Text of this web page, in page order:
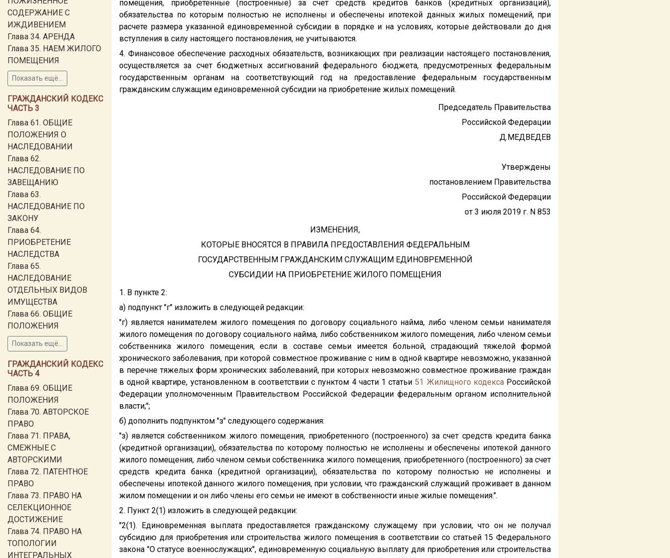
СОДЕРЖАНИЕ С
ИЖДИВЕНИЕМ
Глава 34. АРЕНДА
Глава 35. НАЕМ ЖИЛОГО
ПОМЕЩЕНИЯ
Показать ещё...
ГРАЖДАНСКИЙ КОДЕКС
ЧАСТЬ 3
Глава 61. ОБЩИЕ
ПОЛОЖЕНИЯ О
НАСЛЕДОВАНИИ
Глава 62.
НАСЛЕДОВАНИЕ ПО
ЗАВЕЩАНИЮ
Глава 63.
НАСЛЕДОВАНИЕ ПО
ЗАКОНУ
Глава 64.
ПРИОБРЕТЕНИЕ
НАСЛЕДСТВА
Глава 65.
НАСЛЕДОВАНИЕ
ОТДЕЛЬНЫХ ВИДОВ
ИМУЩЕСТВА
Глава 66. ОБЩИЕ
ПОЛОЖЕНИЯ
Показать ещё...
ГРАЖДАНСКИЙ КОДЕКС
ЧАСТЬ 4
Глава 69. ОБЩИЕ
ПОЛОЖЕНИЯ
Глава 70. АВТОРСКОЕ
ПРАВО
Глава 71. ПРАВА,
СМЕЖНЫЕ С
АВТОРСКИМИ
Глава 72. ПАТЕНТНОЕ
ПРАВО
Глава 73. ПРАВО НА
СЕЛЕКЦИОННОЕ
ДОСТИЖЕНИЕ
Глава 74. ПРАВО НА
ТОПОЛОГИИ
ИНТЕГРАЛЬНЫХ
помещения, приобретенные (построенные) за счет средств кредитов банков (кредитных организаций),
обязательства по которым полностью не исполнены и обеспечены ипотекой данных жилых помещений, при
расчете размера указанной единовременной субсидии в порядке и на условиях, которые действовали до дня
вступления в силу настоящего постановления, не учитываются.
4. Финансовое обеспечение расходных обязательств, возникающих при реализации настоящего постановления,
осуществляется за счет бюджетных ассигнований федерального бюджета, предусмотренных федеральным
государственным органам на соответствующий год на предоставление федеральным государственным
гражданским служащим единовременной субсидии на приобретение жилых помещений.
Председатель Правительства
Российской Федерации
Д.МЕДВЕДЕВ
Утверждены
постановлением Правительства
Российской Федерации
от 3 июля 2019 г. N 853
ИЗМЕНЕНИЯ,
КОТОРЫЕ ВНОСЯТСЯ В ПРАВИЛА ПРЕДОСТАВЛЕНИЯ ФЕДЕРАЛЬНЫМ
ГОСУДАРСТВЕННЫМ ГРАЖДАНСКИМ СЛУЖАЩИМ ЕДИНОВРЕМЕННОЙ
СУБСИДИИ НА ПРИОБРЕТЕНИЕ ЖИЛОГО ПОМЕЩЕНИЯ
1. В пункте 2:
а) подпункт "г" изложить в следующей редакции:
"г) является нанимателем жилого помещения по договору социального найма, либо членом семьи нанимателя
жилого помещения по договору социального найма, либо собственником жилого помещения, либо членом семьи
собственника жилого помещения, если в составе семьи имеется больной, страдающий тяжелой формой
хронического заболевания, при которой совместное проживание с ним в одной квартире невозможно, указанной
в перечне тяжелых форм хронических заболеваний, при которых невозможно совместное проживание граждан
в одной квартире, установленном в соответствии с пунктом 4 части 1 статьи 51 Жилищного кодексаРоссийской
Федерации уполномоченным Правительством Российской Федерации федеральным органом исполнительной
власти;";
б) дополнить подпунктом "з" следующего содержания:
"з) является собственником жилого помещения, приобретенного (построенного) за счет средств кредита банка
(кредитной организации), обязательства по которому полностью не исполнены и обеспечены ипотекой данного
жилого помещения, либо членом семьи собственника жилого помещения, приобретенного (построенного) за счет
средств кредита банка (кредитной организации), обязательства по которому полностью не исполнены и
обеспечены ипотекой данного жилого помещения, при условии, что гражданский служащий проживает в данном
жилом помещении и он либо члены его семьи не имеют в собственности иные жилые помещения.".
2. Пункт 2(1) изложить в следующей редакции:
"2(1). Единовременная выплата предоставляется гражданскому служащему при условии, что он не получал
субсидию для приобретения или строительства жилого помещения в соответствии со статьей 15 Федерального
закона "О статусе военнослужащих", единовременную социальную выплату для приобретения или строительства